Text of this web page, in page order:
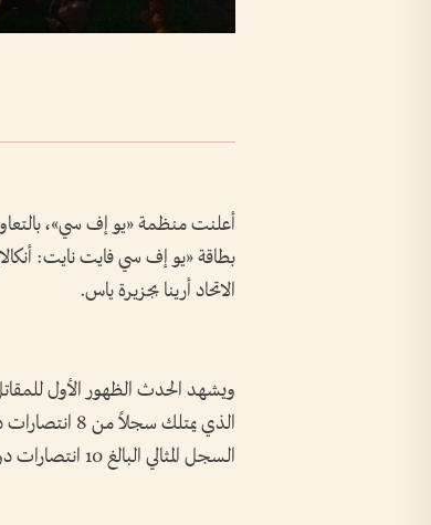
أعلنت منظمة «يو إف سي»،
الاتحاد أرينا بجزيرة ياس.
ويشهد الحدث الظهور الأول
الذي يمتلك
السجل المثالي البالغ 10 انتصارات دون هزيمة، في مواجهة تجمع اثنين من أبرز المواهب الصاعدة في الفئة.